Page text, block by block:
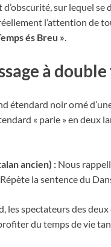
d’obscurité, sur lequel
l’attention de
és Breu »
à
étendard noir orné
« parle » en deux
ancien) : Nous
Répète la sentence du
les spectateurs des
du temps de vie